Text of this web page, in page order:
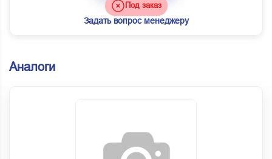
Под заказ
Задать вопрос менеджеру
Аналоги